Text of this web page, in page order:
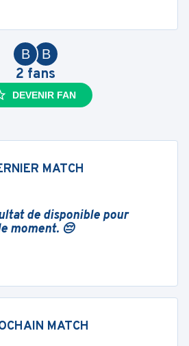
B
B
2 fans
DEVENIR FAN
MATCH
de disponible pour
moment. 😔
MATCH